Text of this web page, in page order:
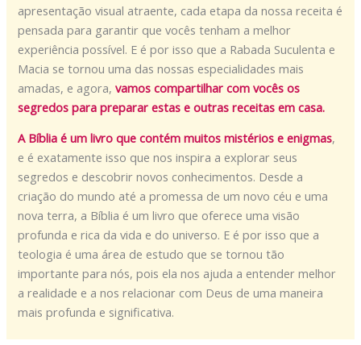
apresentação visual atraente, cada etapa da nossa receita é
pensada para garantir que vocês tenham a melhor
experiência possível. E é por isso que a Rabada Suculenta e
Macia se tornou uma das nossas especialidades mais
amadas, e agora,vamos compartilhar com vocês os
segredos para preparar estas e outras receitas em casa.
A Bíblia é um livro que contém muitos mistérios e enigmas,
e é exatamente isso que nos inspira a explorar seus
segredos e descobrir novos conhecimentos. Desde a
criação do mundo até a promessa de um novo céu e uma
nova terra, a Bíblia é um livro que oferece uma visão
profunda e rica da vida e do universo. E é por isso que a
teologia é uma área de estudo que se tornou tão
importante para nós, pois ela nos ajuda a entender melhor
a realidade e a nos relacionar com Deus de uma maneira
mais profunda e significativa.